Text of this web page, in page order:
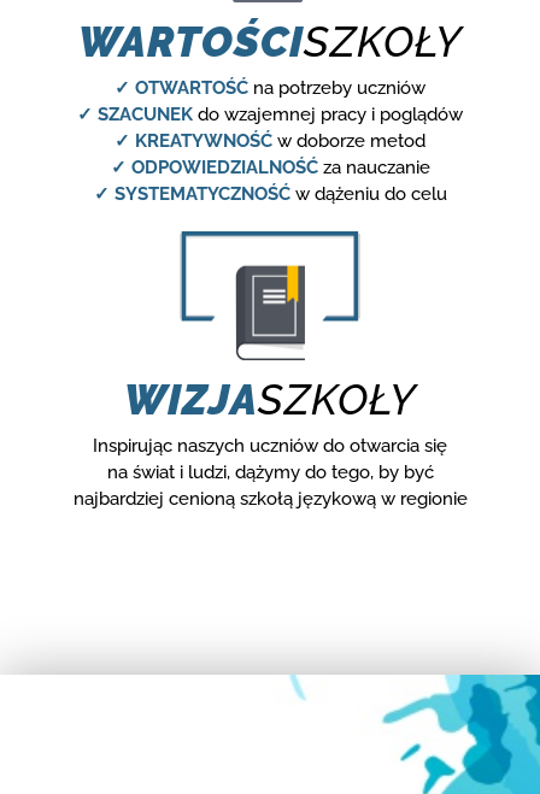
WARTOŚCISZKOŁY
✓ OTWARTOŚĆ na potrzeby uczniów
✓ SZACUNEK do wzajemnej pracy i poglądów
✓ KREATYWNOŚĆ w doborze metod
✓ ODPOWIEDZIALNOŚĆza nauczanie
✓ SYSTEMATYCZNOŚĆw dążeniu do celu
WIZJASZKOŁY
Inspirując naszych uczniów do otwarcia się
na świat i ludzi, dążymy do tego, by być
najbardziej cenioną szkołą językową w regionie